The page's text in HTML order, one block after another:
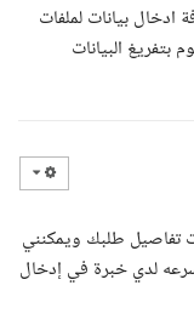
ادخال بيانات لملفات
بتفريغ البيانات
تفاصيل طلبك ويمكنني
لدي خبرة في إدخال